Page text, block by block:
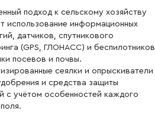
подход к сельскому хозяйству
использование информационных
датчиков, спутникового
(GPS, ГЛОНАСС) и беспилотников
посевов и почвы.
сеялки и опрыскиватели
и средства защиты
с учётом особенностей каждого